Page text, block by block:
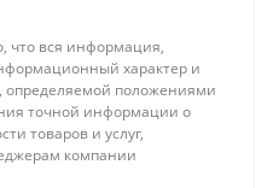
вся информация,
характер и
определяемой положениями
точной информации о
товаров и услуг,
компании